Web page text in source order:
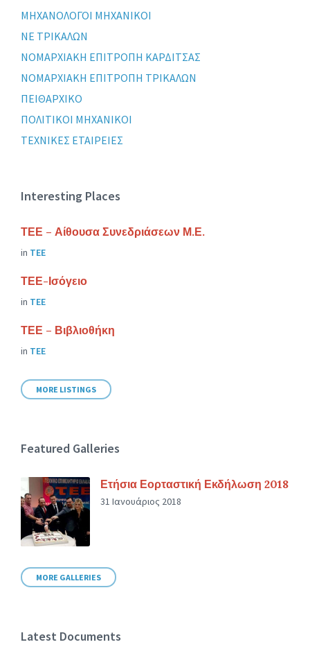
ΜΗΧΑΝΟΛΟΓΟΙ ΜΗΧΑΝΙΚΟΙ
ΝΕ ΤΡΙΚΑΛΩΝ
ΝΟΜΑΡΧΙΑΚΗ ΕΠΙΤΡΟΠΗ ΚΑΡΔΙΤΣΑΣ
ΝΟΜΑΡΧΙΑΚΗ ΕΠΙΤΡΟΠΗ ΤΡΙΚΑΛΩΝ
ΠΕΙΘΑΡΧΙΚΟ
ΠΟΛΙΤΙΚΟΙ ΜΗΧΑΝΙΚΟΙ
ΤΕΧΝΙΚΕΣ ΕΤΑΙΡΕΙΕΣ
Interesting Places
ΤΕΕ – Αίθουσα Συνεδριάσεων Μ.Ε.
in ΤΕΕ
ΤΕΕ-Ισόγειο
in ΤΕΕ
ΤΕΕ – Βιβλιοθήκη
in ΤΕΕ
MORE LISTINGS
Featured Galleries
Ετήσια Εορταστική Εκδήλωση 2018
31 Ιανουάριος 2018
MORE GALLERIES
Latest Documents